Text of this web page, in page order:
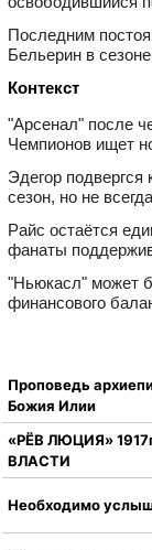
Последним
Бельерин в
Контекст
"Арсенал" после
Чемпионов ищет
Эдегор подвергся
сезон, но не
Райс остаётся
фанаты
"Ньюкасл" может
финансового
Проповедь
Божия Илии
«РЁВ ЛЮЦИЯ»
ВЛАСТИ
Необходимо